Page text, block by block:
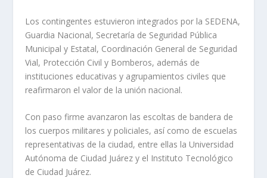
Los contingentes estuvieron integrados por la SEDENA,
Guardia Nacional, Secretaría de Seguridad Pública
Municipal y Estatal, Coordinación General de Seguridad
Vial, Protección Civil y Bomberos, además de
instituciones educativas y agrupamientos civiles que
reafirmaron el valor de la unión nacional.
Con paso firme avanzaron las escoltas de bandera de
los cuerpos militares y policiales, así como de escuelas
representativas de la ciudad, entre ellas la Universidad
Autónoma de Ciudad Juárez y el Instituto Tecnológico
de Ciudad Juárez.